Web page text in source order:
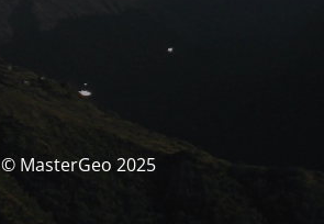
© MasterGeo 2025